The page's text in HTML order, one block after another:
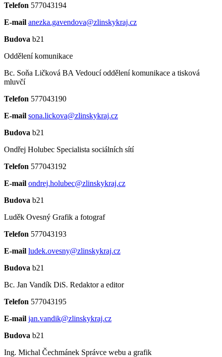
Telefon 577043194
E-mail anezka.gavendova@zlinskykraj.cz
Budova b21
Oddělení komunikace
Bc. Soňa Ličková BA Vedoucí oddělení komunikace a tisková
mluvčí
Telefon 577043190
E-mail sona.lickova@zlinskykraj.cz
Budova b21
Ondřej Holubec Specialista sociálních sítí
Telefon 577043192
E-mail ondrej.holubec@zlinskykraj.cz
Budova b21
Luděk Ovesný Grafik a fotograf
Telefon 577043193
E-mail ludek.ovesny@zlinskykraj.cz
Budova b21
Bc. Jan Vandík DiS. Redaktor a editor
Telefon 577043195
E-mail jan.vandik@zlinskykraj.cz
Budova b21
Ing. Michal Čechmánek Správce webu a grafik